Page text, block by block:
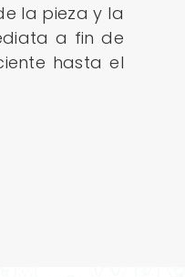
la pieza y la
a fin de
hasta el